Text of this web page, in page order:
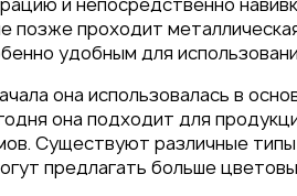
проходит
удобным для
она использовалась в
она подходит для
Существуют различные
предлагать больше